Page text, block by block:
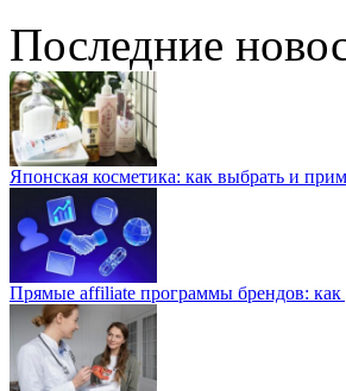
Последние
Японская косметика: как выбрать и
Прямые affiliate программы брендов: